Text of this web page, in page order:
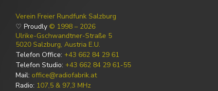
Verein Freier Rundfunk Salzburg
♡ Proudly © 1998 – 2026
Ulrike-Gschwandtner-Straße 5
5020 Salzburg, Austria E.U.
Telefon Office: +43 662 84 29 61
Telefon Studio: +43 662 84 29 61-55
Mail: office@radiofabrik.at
Radio: 107,5 & 97,3 MHz